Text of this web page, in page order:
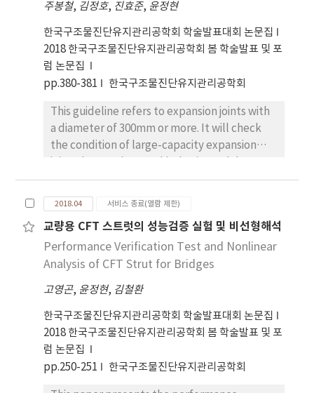
주봉철, 김정호, 진효준, 윤정현
한국구조물진단유지관리공학회 학술발표대회 논문집
2018 한국구조물진단유지관리공학회 봄 학술발표 및 포
럼 논문집
pp.380-381
한국구조물진단유지관리공학회
This guideline refers to expansion joints with
a diameter of 300mm or more. It will check
the condition of large-capacity expansion
early, take appropriate measures such as
repair and replacement, and secure user's
safety and smooth traffic flow. And to
provide the basic data necessary for the
maintenance work of the management
subject to be carried out for the purpose of
the existing joint damage, repair and
replacement cases, suggested proper repair
and replacement methods and preventive
maintenance plan.
2018.04 서비스 종료(열람 제한)
교량용 CFT 스트럿의 성능검증 실험 및 비선형해석
Performance Verification Test and Nonlinear
Analysis of CFT Strut for Bridges
고영곤, 윤정현, 김철환
한국구조물진단유지관리공학회 학술발표대회 논문집
2018 한국구조물진단유지관리공학회 봄 학술발표 및 포
럼 논문집
pp.250-251
한국구조물진단유지관리공학회